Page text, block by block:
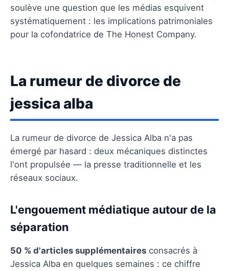
soulève une question que les médias esquivent
systématiquement : les implications patrimoniales
pour la cofondatrice de The Honest Company.
La rumeur de divorce de
jessica alba
La rumeur de divorce de Jessica Alba n'a pas
émergé par hasard : deux mécaniques distinctes
l'ont propulsée — la presse traditionnelle et les
réseaux sociaux.
L'engouement médiatique autour de la
séparation
50 % d'articles supplémentaires consacrés à
Jessica Alba en quelques semaines : ce chiffre